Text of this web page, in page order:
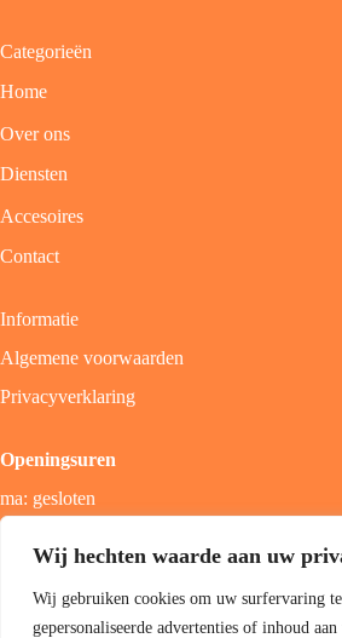
Wij hechten waarde aan uw
Wij gebruiken cookies om uw surfervaring
gepersonaliseerde advertenties of inhoud
Categorieën
Home
Over ons
Diensten
Accesoires
Contact
Informatie
Algemene voorwaarden
Privacyverklaring
Openingsuren
ma: gesloten
zon; gesloten